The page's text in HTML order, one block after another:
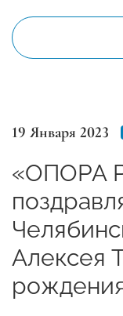
19 Января 2023
«ОПОРА
Алексея